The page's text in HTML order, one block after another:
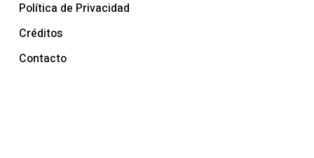
Política de Privacidad
Créditos
Contacto